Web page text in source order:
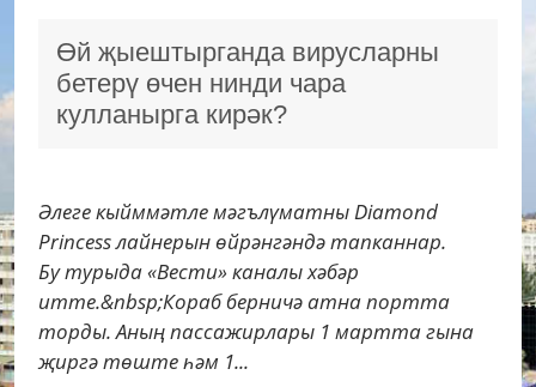
Өй җыештырганда вирусларны
бетерү өчен нинди чара
кулланырга кирәк?
Әлеге кыйммәтле мәгълүматны Diamond
Princess лайнерын өйрәнгәндә тапканнар.
Бу турыда «Вести» каналы хәбәр
итте.&nbsp;Кораб берничә атна портта
торды. Аның пассажирлары 1 мартта гына
җиргә төште һәм 1...